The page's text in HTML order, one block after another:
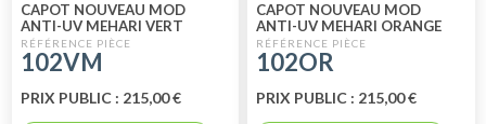
CAPOT NOUVEAU MOD
ANTI-UV MEHARI VERT
MONTANA
102VM
PRIX PUBLIC : 215,00 €
CAPOT NOUVEAU MOD
ANTI-UV MEHARI ORANGE
KIRCHIZ
102OR
PRIX PUBLIC : 215,00 €